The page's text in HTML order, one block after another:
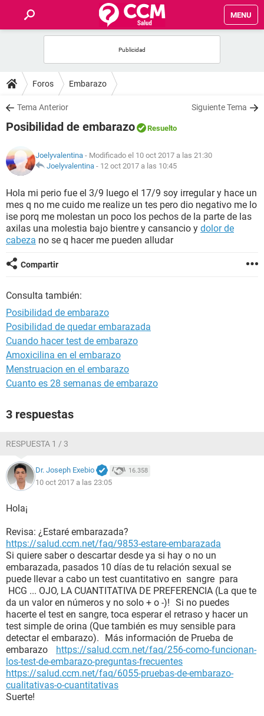
MENU
FOROS
SALUD
NUTRICIÓN
BIENESTAR
SEXUALIDAD
GLOSARIO
Foros Embarazo
Tema Anterior Siguiente Tema
Posibilidad de embarazo Resuelto
Joelyvalentina - Modificado el 10 oct 2017 a las 21:30
Joelyvalentina - 12 oct 2017 a las 10:45
Hola mi perio fue el 3/9 luego el 17/9 soy irregular y hace un
mes q no me cuido me realize un tes pero dio negativo me lo
ise porq me molestan un poco los pechos de la parte de las
axilas una molestia bajo bientre y cansancio y dolor de
cabeza no se q hacer me pueden alludar
Compartir
Consulta también:
Posibilidad de embarazo
Posibilidad de quedar embarazada
Cuando hacer test de embarazo
Amoxicilina en el embarazo
Menstruacion en el embarazo
Cuanto es 28 semanas de embarazo
3 respuestas
RESPUESTA 1 / 3
Dr. Joseph Exebio 16.358
10 oct 2017 a las 23:05
Hola¡
Revisa: ¿Estaré embarazada?
https://salud.ccm.net/faq/9853-estare-embarazada
Si quiere saber o descartar desde ya si hay o no un
embarazada, pasados 10 días de tu relación sexual se
puede llevar a cabo un test cuantitativo en sangre para
HCG ... OJO, LA CUANTITATIVA DE PREFERENCIA (La que te
da un valor en números y no solo + o -)! Si no puedes
hacerte el test en sangre, toca esperar el retraso y hacer un
test simple de orina (Que también es muy sensible para
detectar el embarazo). Más información de Prueba de
embarazo https://salud.ccm.net/faq/256-como-funcionan-
los-test-de-embarazo-preguntas-frecuentes
https://salud.ccm.net/faq/6055-pruebas-de-embarazo-
cualitativas-o-cuantitativas
Suerte!